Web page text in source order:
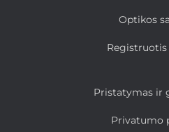
Optikos
Pristatymas ir
Privatumo